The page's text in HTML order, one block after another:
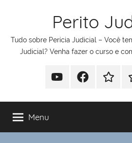
conteúdo
Perito
Tudo sobre Perícia Judicial – Você
Judicial? Venha fazer o curso e
YoutubeFacebook
Menu